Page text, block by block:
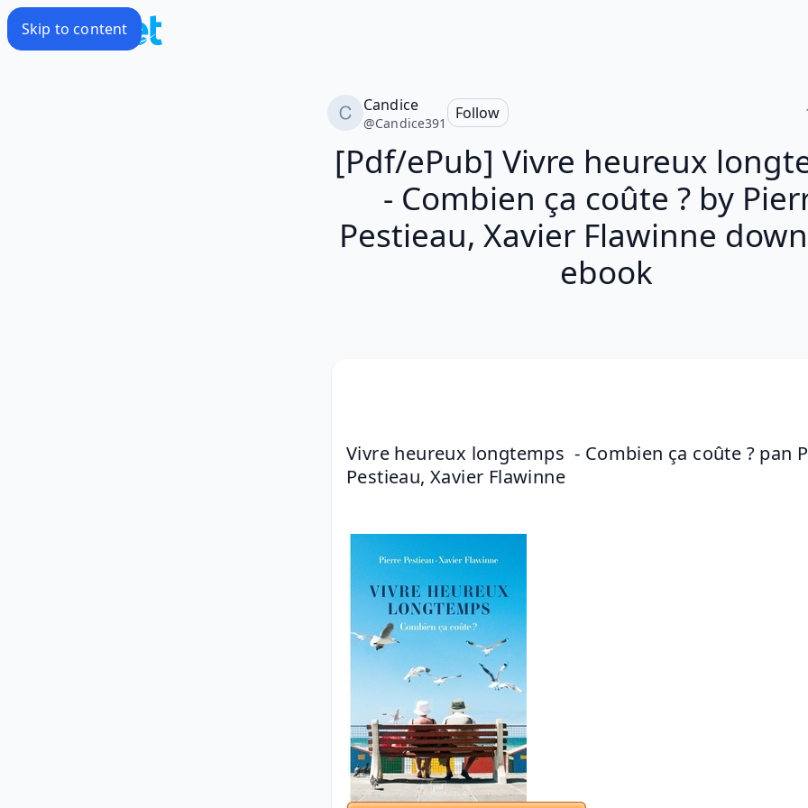
Skip to content
Candice
@Candice391
Follow
[Pdf/ePub] Vivre heureux
- Combien ça coûte ? by
Pestieau, Xavier Flawinne
ebook
Vivre heureux longtemps  - Combien ça coûte ? pan
Pestieau, Xavier Flawinne